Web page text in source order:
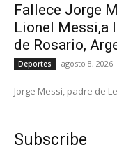
Fallece Jorge
Lionel Messi,a
de Rosario,
Deportes agosto 8, 2026
Jorge Messi, padre de
Subscribe